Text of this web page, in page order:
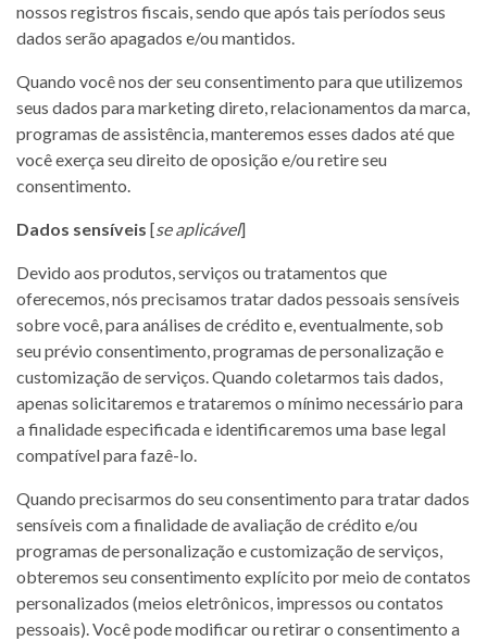
nossos registros fiscais, sendo que após tais períodos seus
dados serão apagados e/ou mantidos.
Quando você nos der seu consentimento para que utilizemos
seus dados para marketing direto, relacionamentos da marca,
programas de assistência, manteremos esses dados até que
você exerça seu direito de oposição e/ou retire seu
consentimento.
Dados sensíveis [se aplicável]
Devido aos produtos, serviços ou tratamentos que
oferecemos, nós precisamos tratar dados pessoais sensíveis
sobre você, para análises de crédito e, eventualmente, sob
seu prévio consentimento, programas de personalização e
customização de serviços. Quando coletarmos tais dados,
apenas solicitaremos e trataremos o mínimo necessário para
a finalidade especificada e identificaremos uma base legal
compatível para fazê-lo.
Quando precisarmos do seu consentimento para tratar dados
sensíveis com a finalidade de avaliação de crédito e/ou
programas de personalização e customização de serviços,
obteremos seu consentimento explícito por meio de contatos
personalizados (meios eletrônicos, impressos ou contatos
pessoais). Você pode modificar ou retirar o consentimento a